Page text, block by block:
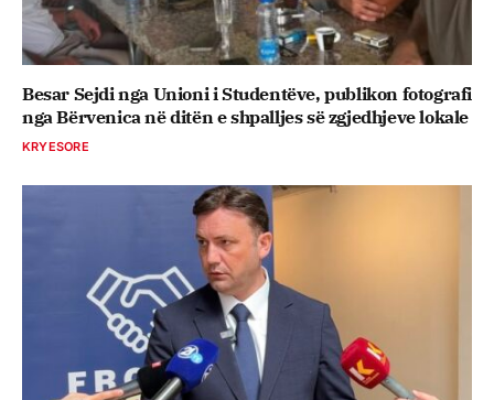
Besar Sejdi nga Unioni i Studentëve, publikon fotografi
nga Bërvenica në ditën e shpalljes së zgjedhjeve lokale
KRYESORE